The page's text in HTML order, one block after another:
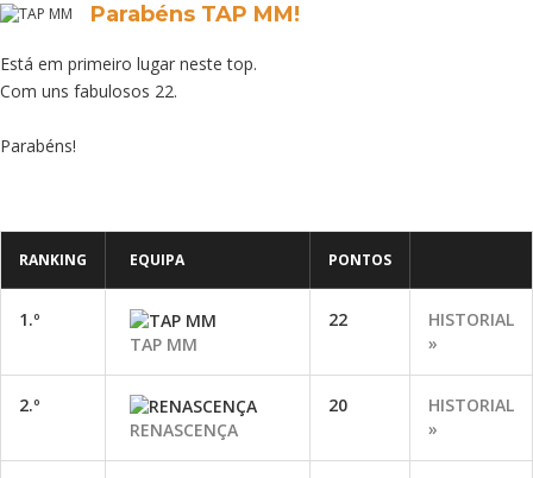
Parabéns TAP MM!
Está em primeiro lugar neste top.
Com uns fabulosos 22.
Parabéns!
RANKING EQUIPA PONTOS
1.º
TAP MM
22
HISTORIAL
»
2.º
RENASCENÇA
20
HISTORIAL
»